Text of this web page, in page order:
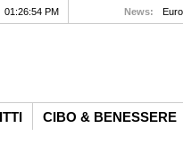
CIBO & BENESSERE
01:26:54 PM News: